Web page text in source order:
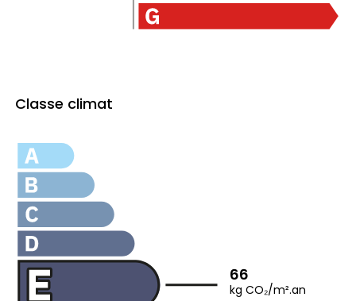
Classe climat
66
kg CO₂/m².an